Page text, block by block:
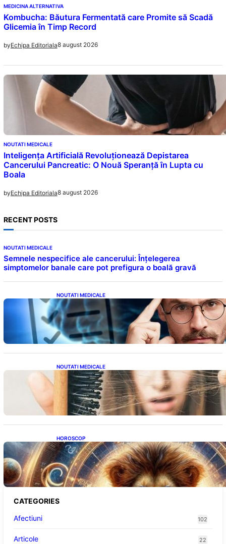
MEDICINA ALTERNATIVA
Kombucha: Băutura Fermentată care Promite să Scadă
Glicemia în Timp Record
byEchipa Editoriala8 august 2026
NOUTATI MEDICALE
Inteligența Artificială Revoluționează Depistarea
Cancerului Pancreatic: O Nouă Speranță în Lupta cu
Boala
byEchipa Editoriala8 august 2026
RECENT POSTS
NOUTATI MEDICALE
Semnele nespecifice ale cancerului: Înțelegerea
simptomelor banale care pot prefigura o boală gravă
NOUTATI MEDICALE
Inteligența dincolo de note: Semnele unui IQ
ridicat care nu țin de școală
NOUTATI MEDICALE
Semnele unei deficiențe de proteine:
Impactul asupra sănătății tale
HOROSCOP
Portalul Leului 8/8: Oportunități de
Abundență pentru Cinci Zodii în 2026
CATEGORIES
Afectiuni
102
Articole 22